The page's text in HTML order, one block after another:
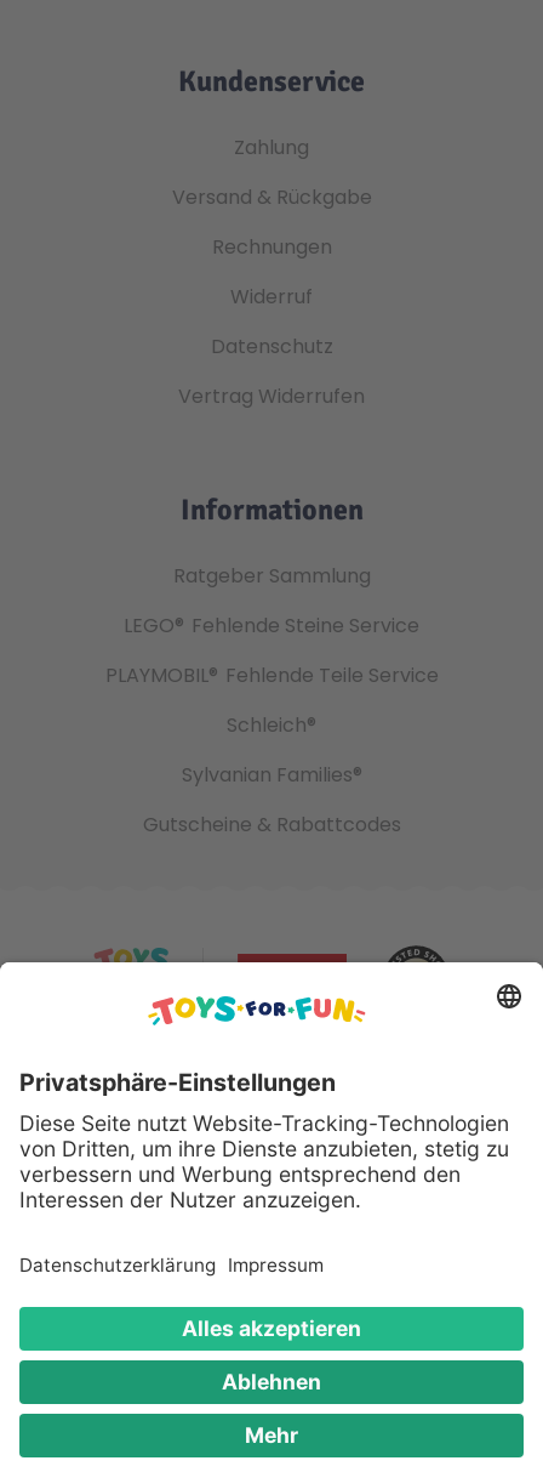
Kundenservice
Zahlung
Versand & Rückgabe
Rechnungen
Widerruf
Datenschutz
Vertrag Widerrufen
Informationen
Ratgeber Sammlung
LEGO® Fehlende Steine Service
PLAYMOBIL® Fehlende Teile Service
Schleich®
Sylvanian Families®
Gutscheine & Rabattcodes
Sicher bezahlen mit:
Alle genannten Produkte und Logos sind eingetragene
Warenzeichen der jeweiligen Hersteller.
Copyright © 2008 - 2026 Toys for Fun GmbH - Alle
Rechte vorbehalten